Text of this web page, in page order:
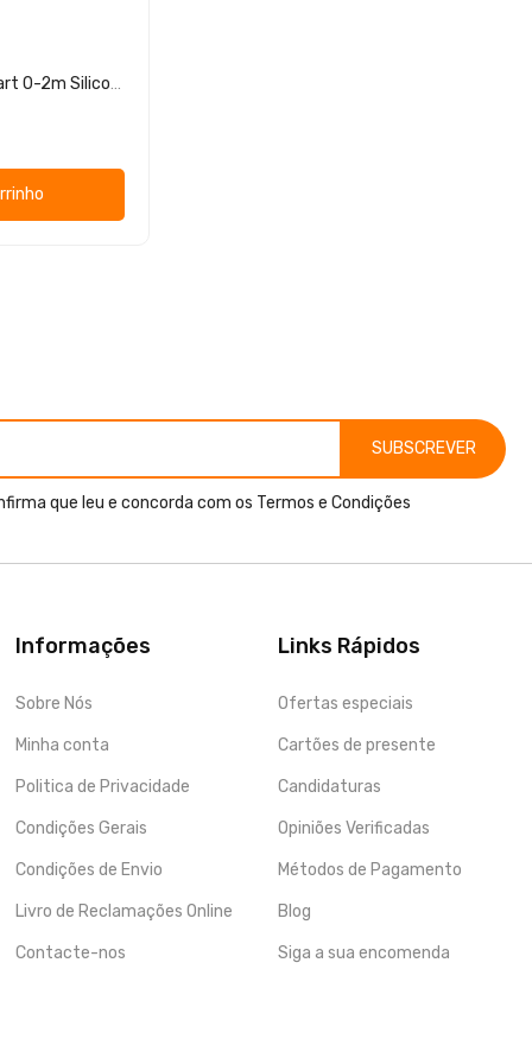
MAM Chupeta Perfect Start 0-2m Silicone 2 unidades
SUBSCREVER
que leu e concorda com os Termos e Condições
Informações
Sobre Nós
Minha conta
Politica de Privacidade
Condições Gerais
Condições de Envio
Livro de Reclamações Online
Contacte-nos
Links Rápidos
Ofertas especiais
Cartões de presente
Candidaturas
Opiniões Verificadas
Métodos de Pagamento
Blog
Siga a sua encomenda